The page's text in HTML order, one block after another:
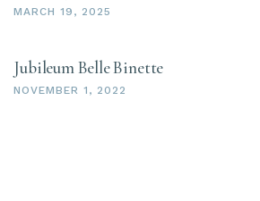
MARCH 19, 2025
Jubileum Belle Binette
NOVEMBER 1, 2022